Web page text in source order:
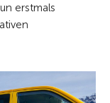
erstmals